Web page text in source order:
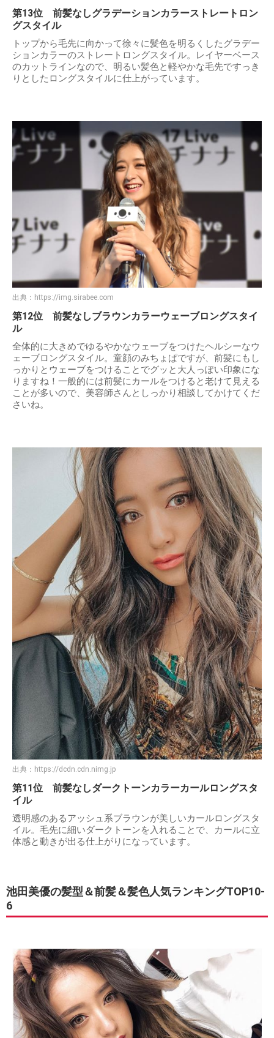
第13位 前髪なしグラデーションカラーストレートロン
グスタイル
トップから毛先に向かって徐々に髪色を明るくしたグラデー
ションカラーのストレートロングスタイル。レイヤーベース
のカットラインなので、明るい髪色と軽やかな毛先ですっき
りとしたロングスタイルに仕上がっています。
出典： https://img.sirabee.com
第12位 前髪なしブラウンカラーウェーブロングスタイ
ル
全体的に大きめでゆるやかなウェーブをつけたヘルシーなウ
ェーブロングスタイル。童顔のみちょぱですが、前髪にもし
っかりとウェーブをつけることでグッと大人っぽい印象にな
りますね！一般的には前髪にカールをつけると老けて見える
ことが多いので、美容師さんとしっかり相談してかけてくだ
さいね。
出典： https://dcdn.cdn.nimg.jp
第11位 前髪なしダークトーンカラーカールロングスタ
イル
透明感のあるアッシュ系ブラウンが美しいカールロングスタ
イル。毛先に細いダークトーンを入れることで、カールに立
体感と動きが出る仕上がりになっています。
池田美優の髪型＆前髪＆髪色人気ランキングTOP10-
6